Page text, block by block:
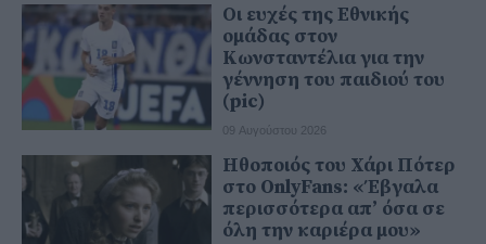
Οι ευχές της Εθνικής
ομάδας στον
Κωνσταντέλια για την
γέννηση του παιδιού του
(pic)
09 Αυγούστου 2026
Ηθοποιός του Χάρι Πότερ
στο OnlyFans: «Έβγαλα
περισσότερα απ’ όσα σε
όλη την καριέρα μου»